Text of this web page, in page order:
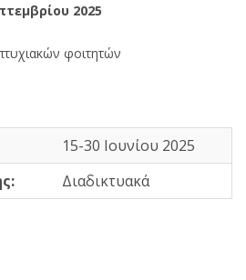
2025
φοιτητών
15-30 Ιουνίου 2025
Διαδικτυακά